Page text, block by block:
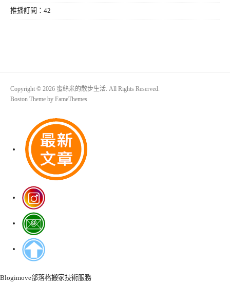
推播訂閱：42
Copyright © 2026 蜜絲米的散步生活. All Rights Reserved.
Boston Theme by FameThemes
Blogimove部落格搬家技術服務